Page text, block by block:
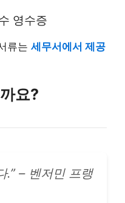
영수증
류는 세무서에서 제공
요?
.” – 벤저민 프랭